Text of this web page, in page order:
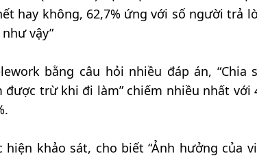
hay không, 62,7% ứng với số người trả
vậy”
bằng câu hỏi nhiều đáp án, “Chia
trừ khi đi làm” chiếm nhiều nhất với
khảo sát, cho biết “Ảnh hưởng của